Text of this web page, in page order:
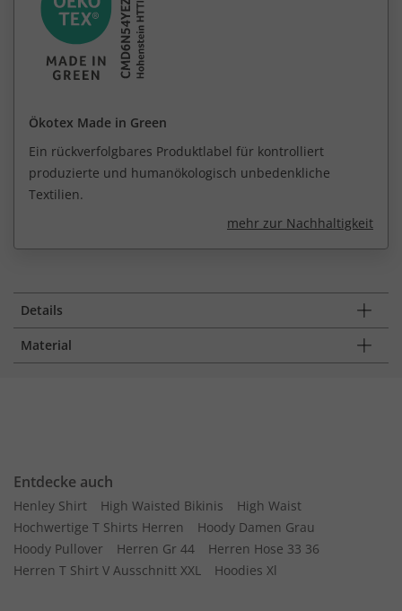
Ökotex Made in Green
Ein rückverfolgbares Produktlabel für kontrolliert
produzierte und humanökologisch unbedenkliche
Textilien.
mehr zur Nachhaltigkeit
Details
Material
Entdecke auch
Henley Shirt High Waisted Bikinis
High Waist
Hochwertige T Shirts Herren
Hoody Damen Grau
Hoody Pullover
Herren Gr 44
Herren Hose 33 36
Herren T Shirt V Ausschnitt XXL
Hoodies Xl